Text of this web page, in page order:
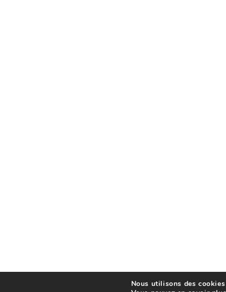
Nous utilisons des